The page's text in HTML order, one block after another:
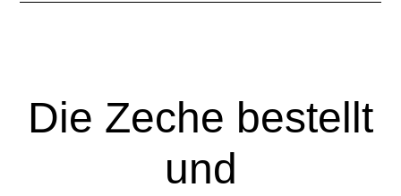
Die Zeche bestellt
und